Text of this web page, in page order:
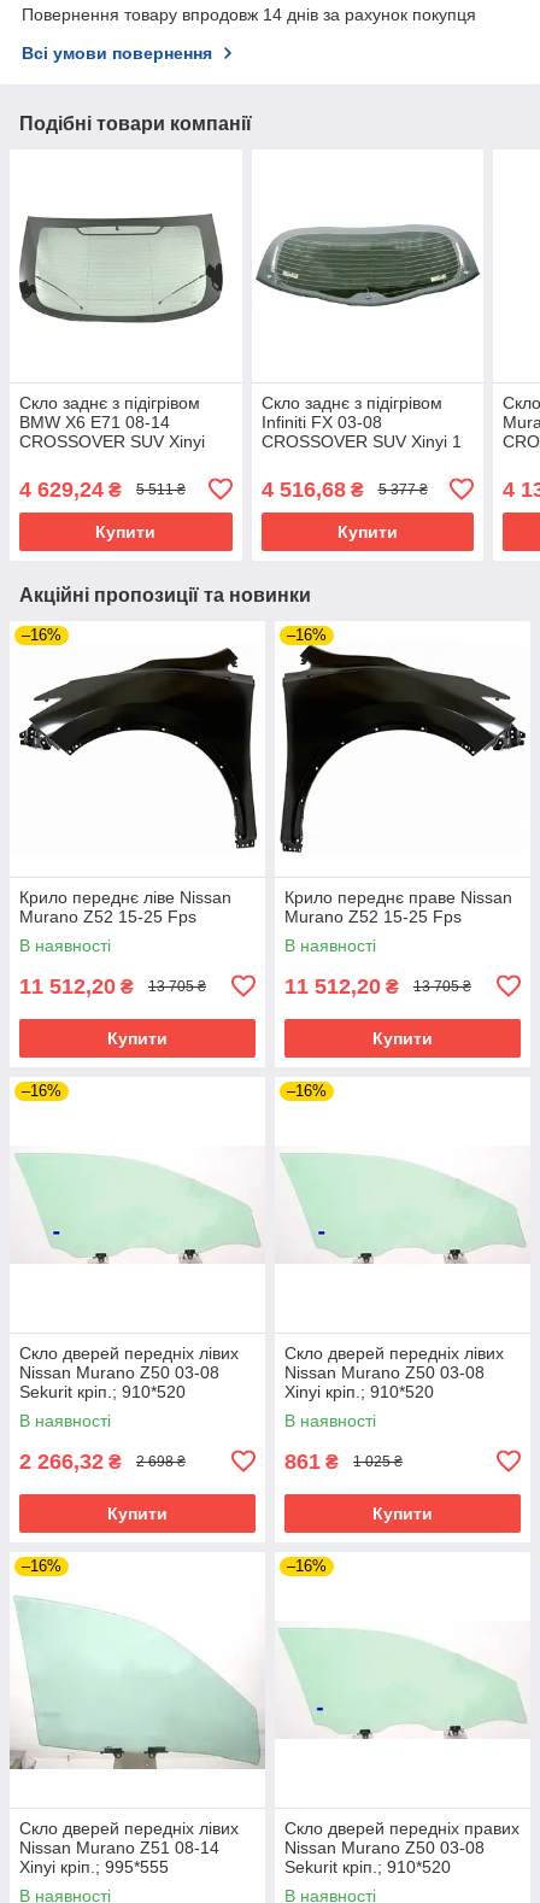
Повернення товару впродовж 14 днів за рахунок покупця
Всі умови повернення
Подібні товари компанії
Скло заднє з підігрівом
BMW X6 E71 08-14
CROSSOVER SUV Xinyi
сигнал
4 629,24 ₴ 5 511 ₴
Купити
Скло заднє з підігрівом
Infiniti FX 03-08
CROSSOVER SUV Xinyi 1
4 516,68₴ 5 377 ₴
Купити
4
Акційні пропозиції та новинки
–16%
Крило переднє ліве Nissan
Murano Z52 15-25 Fps
В наявності
11 512,20 ₴ 13 705 ₴
Купити
–16%
Крило переднє праве Nissan
Murano Z52 15-25 Fps
В наявності
11 512,20 ₴ 13 705 ₴
Купити
–16%
Скло дверей передніх лівих
Nissan Murano Z50 03-08
Sekurit кріп.; 910*520
В наявності
2 266,32 ₴ 2 698 ₴
Купити
–16%
Скло дверей передніх лівих
Nissan Murano Z50 03-08
Xinyi кріп.; 910*520
В наявності
861 ₴ 1 025 ₴
Купити
–16%
Скло дверей передніх лівих
Nissan Murano Z51 08-14
Xinyi кріп.; 995*555
В наявності
–16%
Скло дверей передніх правих
Nissan Murano Z50 03-08
Sekurit кріп.; 910*520
В наявності